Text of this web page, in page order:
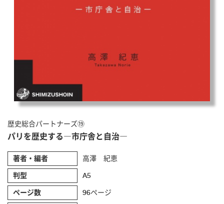
歴史総合パートナーズ⑲
パリを歴史する―市庁舎と自治―
著者・編者 高澤 紀恵
判型 A5
ページ数 96ページ